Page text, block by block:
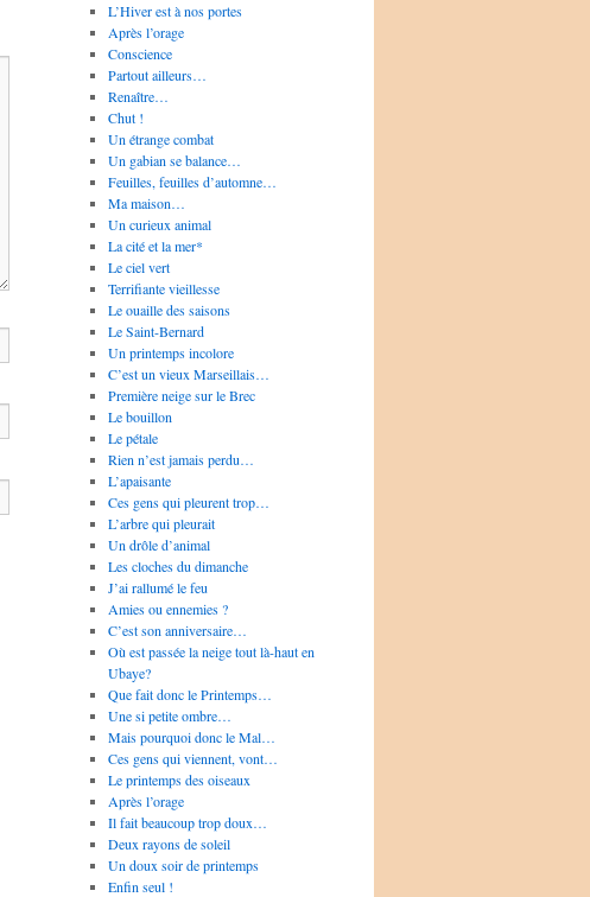
L’Hiver est à nos portes
Après l’orage
Conscience
Partout ailleurs…
Renaître…
Chut !
Un étrange combat
Un gabian se balance…
Feuilles, feuilles d’automne…
Ma maison…
Un curieux animal
La cité et la mer*
Le ciel vert
Terrifiante vieillesse
Le ouaille des saisons
Le Saint-Bernard
Un printemps incolore
C’est un vieux Marseillais…
Première neige sur le Brec
Le bouillon
Le pétale
Rien n’est jamais perdu…
L’apaisante
Ces gens qui pleurent trop…
L’arbre qui pleurait
Un drôle d’animal
Les cloches du dimanche
J’ai rallumé le feu
Amies ou ennemies ?
C’est son anniversaire…
Où est passée la neige tout là-haut en
Ubaye?
Que fait donc le Printemps…
Une si petite ombre…
Mais pourquoi donc le Mal…
Ces gens qui viennent, vont…
Le printemps des oiseaux
Après l’orage
Il fait beaucoup trop doux…
Deux rayons de soleil
Un doux soir de printemps
Enfin seul !